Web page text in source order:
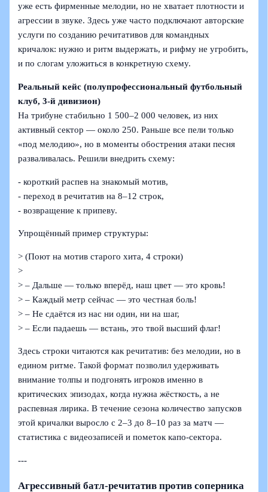
уже есть фирменные мелодии, но не хватает плотности и
агрессии в звуке. Здесь уже часто подключают авторские
услуги по созданию речитативов для командных
кричалок: нужно и ритм выдержать, и рифму не угробить,
и по слогам уложиться в конкретную схему.
Реальный кейс (полупрофессиональный футбольный
клуб, 3-й дивизион)
На трибуне стабильно 1 500–2 000 человек, из них
активный сектор — около 250. Раньше все пели только
«под мелодию», но в моменты обострения атаки песня
разваливалась. Решили внедрить схему:
- короткий распев на знакомый мотив,
- переход в речитатив на 8–12 строк,
- возвращение к припеву.
Упрощённый пример структуры:
> (Поют на мотив старого хита, 4 строки)
>
> – Дальше — только вперёд, наш цвет — это кровь!
> – Каждый метр сейчас — это честная боль!
> – Не сдаётся из нас ни один, ни на шаг,
> – Если падаешь — встань, это твой высший флаг!
Здесь строки читаются как речитатив: без мелодии, но в
едином ритме. Такой формат позволил удерживать
внимание толпы и подгонять игроков именно в
критических эпизодах, когда нужна жёсткость, а не
распевная лирика. В течение сезона количество запусков
этой кричалки выросло с 2–3 до 8–10 раз за матч —
статистика с видеозаписей и пометок капо-сектора.
---
Агрессивный батл-речитатив против соперника